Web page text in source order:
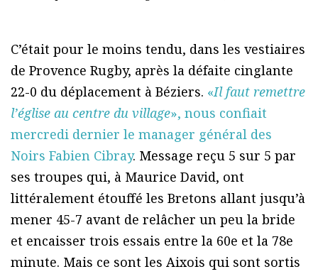
C’était pour le moins tendu, dans les vestiaires
de Provence Rugby, après la défaite cinglante
22-0 du déplacement à Béziers. «Il faut remettre
l’église au centre du village», nous confiait
mercredi dernier le manager général des
Noirs Fabien Cibray. Message reçu 5 sur 5 par
ses troupes qui, à Maurice David, ont
littéralement étouffé les Bretons allant jusqu’à
mener 45-7 avant de relâcher un peu la bride
et encaisser trois essais entre la 60e et la 78e
minute. Mais ce sont les Aixois qui sont sortis